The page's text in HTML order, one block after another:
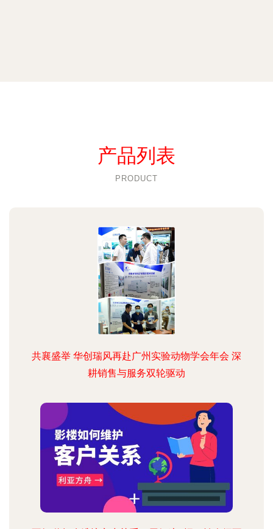
产品列表
PRODUCT
共襄盛举 华创瑞风再赴广州实验动物学会年会 深
耕销售与服务双轮驱动